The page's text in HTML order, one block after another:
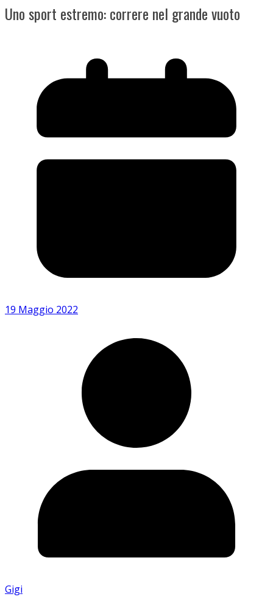
Uno sport estremo: correre nel grande vuoto
19 Maggio 2022
Gigi